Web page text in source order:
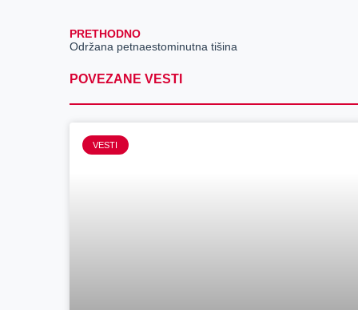
PRETHODNO
Održana petnaestominutna tišina
POVEZANE VESTI
VESTI